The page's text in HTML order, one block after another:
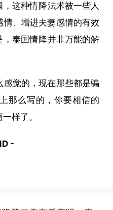
，这种情降法术被一些人
、增进夫妻感情的有效
，泰国情降并非万能的解
觉的，现在那些都是骗
那么写的，你要相信的
样了。
-